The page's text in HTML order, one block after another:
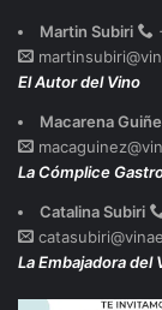
Martin Subiri
El Autor del Vino
Macarena
La Cómplice
Catalina Subiri
La Embajadora del